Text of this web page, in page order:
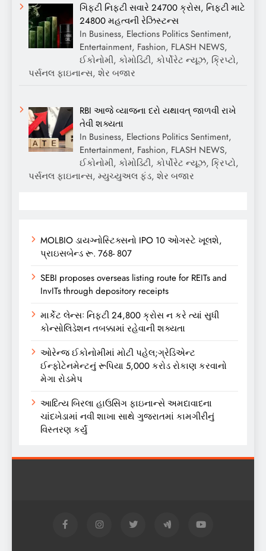
ગિફ્ટી નિફ્ટી સવારે 24700 ક્રોસ, નિફ્ટી માટે
24800 મહત્વની રેઝિસ્ટન્સ
In Business, Elections Politics Sentiment,
Entertainment, Fashion, FLASH NEWS,
ઈકોનોમી, કોમોડિટી, કોર્પોરેટ ન્યૂઝ, ક્રિપ્ટો,
પર્સનલ ફાઇનાન્સ, શેર બજાર
RBI આજે વ્યાજના દરો યથાવત્ જાળવી રાખે
તેવી શક્યતા
In Business, Elections Politics Sentiment,
Entertainment, Fashion, FLASH NEWS,
ઈકોનોમી, કોમોડિટી, કોર્પોરેટ ન્યૂઝ, ક્રિપ્ટો,
પર્સનલ ફાઇનાન્સ, મ્યુચ્યુઅલ ફંડ, શેર બજાર
MOLBIO ડાયગ્નોસ્ટિક્સનો IPO 10 ઓગસ્ટે ખૂલશે,
પ્રાઇસબેન્ડ રૂ. 768- 807
SEBI proposes overseas listing route for REITs and
InvITs through depository receipts
માર્કેટ લેન્સઃ નિફ્ટી 24,800 ક્રોસ ન કરે ત્યાં સુધી
કોન્સોલિડેશન તબક્કામાં રહેવાની શક્યતા
ઓરેન્જ ઈકોનોમીમાં મોટી પહેલ;ગ્રેડિએન્ટ
ઈન્ફોટેનમેન્ટનું રૂપિયા 5,000 કરોડ રોકાણ કરવાનો
મેગા રોડમેપ
આદિત્ય બિરલા હાઉસિંગ ફાઇનાન્સે અમદાવાદના
ચાંદખેડામાં નવી શાખા સાથે ગુજરાતમાં કામગીરીનું
વિસ્તરણ કર્યું